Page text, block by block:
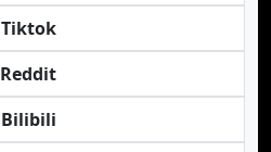
Tiktok
Reddit
Bilibili